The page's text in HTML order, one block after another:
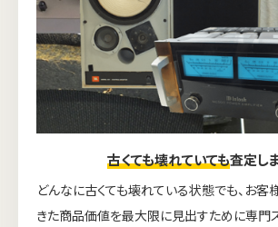
古くても壊れていても査定し
どんなに古くても壊れている状態でも、お客
きた商品価値を最大限に見出すために専門